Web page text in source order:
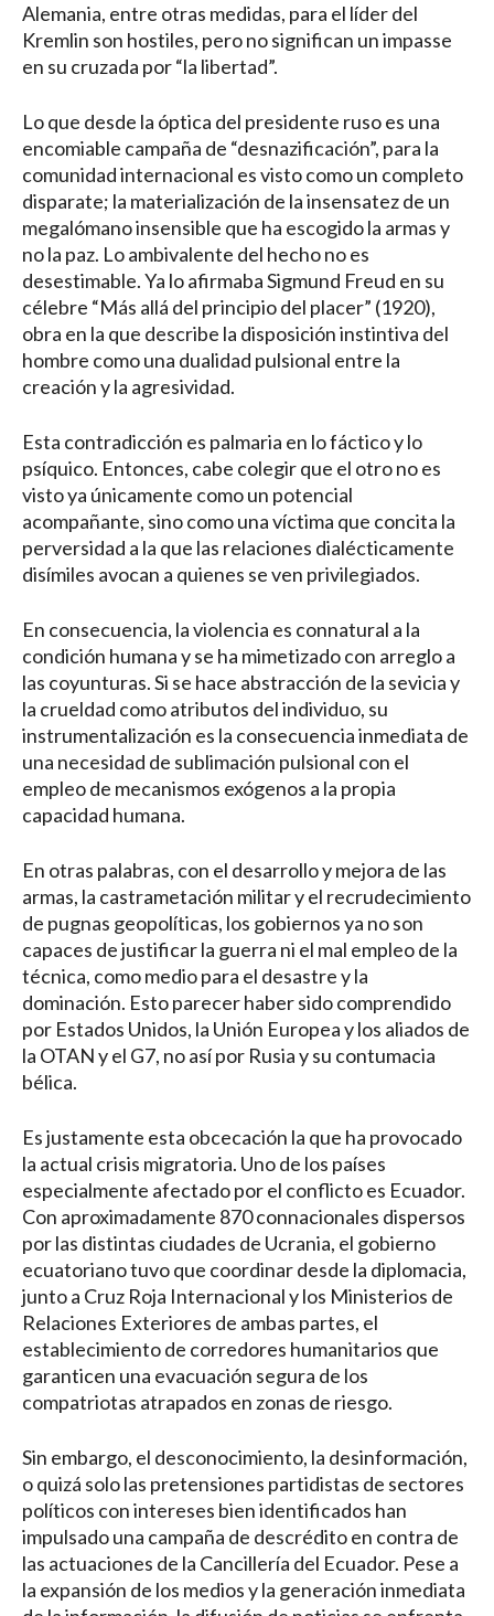
Alemania, entre otras medidas, para el líder del
Kremlin son hostiles, pero no significan un impasse
en su cruzada por “la libertad”.
Lo que desde la óptica del presidente ruso es una
encomiable campaña de “desnazificación”, para la
comunidad internacional es visto como un completo
disparate; la materialización de la insensatez de un
megalómano insensible que ha escogido la armas y
no la paz. Lo ambivalente del hecho no es
desestimable. Ya lo afirmaba Sigmund Freud en su
célebre “Más allá del principio del placer” (1920),
obra en la que describe la disposición instintiva del
hombre como una dualidad pulsional entre la
creación y la agresividad.
Esta contradicción es palmaria en lo fáctico y lo
psíquico. Entonces, cabe colegir que el otro no es
visto ya únicamente como un potencial
acompañante, sino como una víctima que concita la
perversidad a la que las relaciones dialécticamente
disímiles avocan a quienes se ven privilegiados.
En consecuencia, la violencia es connatural a la
condición humana y se ha mimetizado con arreglo a
las coyunturas. Si se hace abstracción de la sevicia y
la crueldad como atributos del individuo, su
instrumentalización es la consecuencia inmediata de
una necesidad de sublimación pulsional con el
empleo de mecanismos exógenos a la propia
capacidad humana.
En otras palabras, con el desarrollo y mejora de las
armas, la castrametación militar y el recrudecimiento
de pugnas geopolíticas, los gobiernos ya no son
capaces de justificar la guerra ni el mal empleo de la
técnica, como medio para el desastre y la
dominación. Esto parecer haber sido comprendido
por Estados Unidos, la Unión Europea y los aliados de
la OTAN y el G7, no así por Rusia y su contumacia
bélica.
Es justamente esta obcecación la que ha provocado
la actual crisis migratoria. Uno de los países
especialmente afectado por el conflicto es Ecuador.
Con aproximadamente 870 connacionales dispersos
por las distintas ciudades de Ucrania, el gobierno
ecuatoriano tuvo que coordinar desde la diplomacia,
junto a Cruz Roja Internacional y los Ministerios de
Relaciones Exteriores de ambas partes, el
establecimiento de corredores humanitarios que
garanticen una evacuación segura de los
compatriotas atrapados en zonas de riesgo.
Sin embargo, el desconocimiento, la desinformación,
o quizá solo las pretensiones partidistas de sectores
políticos con intereses bien identificados han
impulsado una campaña de descrédito en contra de
las actuaciones de la Cancillería del Ecuador. Pese a
la expansión de los medios y la generación inmediata